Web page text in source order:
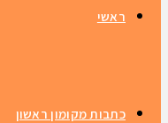
ראשי
כתבות מקומון ראשון